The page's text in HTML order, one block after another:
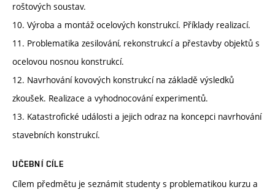
roštových soustav.
10. Výroba a montáž ocelových konstrukcí. Příklady realizací.
11. Problematika zesilování, rekonstrukcí a přestavby objektů s
ocelovou nosnou konstrukcí.
12. Navrhování kovových konstrukcí na základě výsledků
zkoušek. Realizace a vyhodnocování experimentů.
13. Katastrofické události a jejich odraz na koncepci navrhování
stavebních konstrukcí.
UČEBNÍ CÍLE
Cílem předmětu je seznámit studenty s problematikou kurzu a